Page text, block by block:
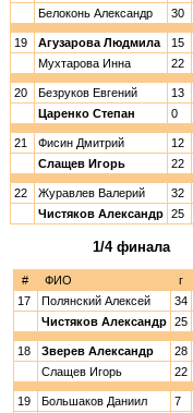
Белоконь Александр
30
19 Агузарова Людмила
15
Мухтарова Инна
22
20 Безруков Евгений
13
Царенко Степан
0
21 Фисин Дмитрий
12
Слащев Игорь
22
22 Журавлев Валерий
32
Чистяков Александр
25
1/4 финала
# ФИО
г
17
Полянский Алексей
34
Чистяков Александр
25
18 Зверев Александр
28
Слащев Игорь
22
19 Большаков Даниил
7